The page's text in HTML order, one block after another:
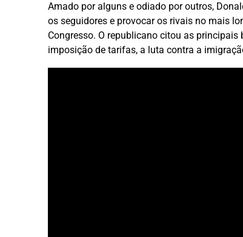
Amado por alguns e odiado por outros,
os seguidores e provocar os rivais no mais
Congresso. O republicano citou as
imposição de tarifas, a luta contra a